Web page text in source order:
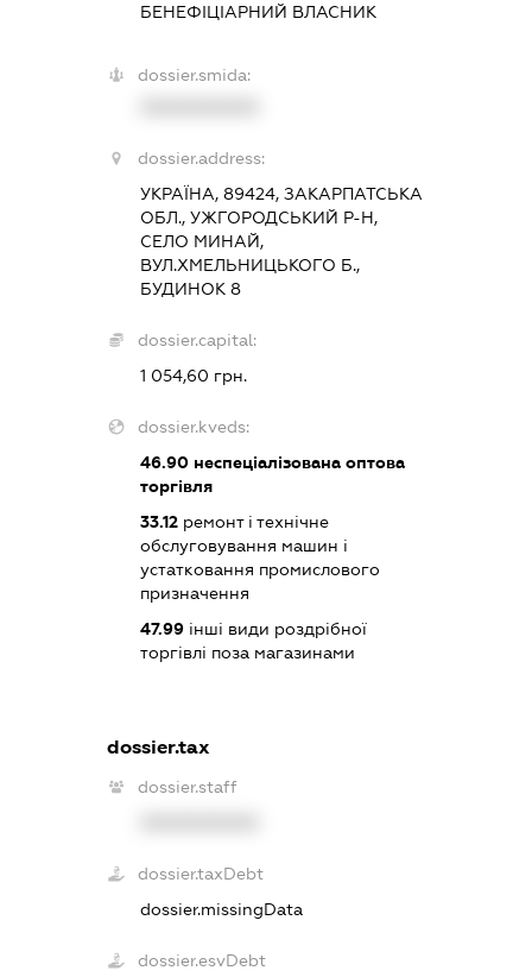
БЕНЕФІЦІАРНИЙ ВЛАСНИК
dossier.smida:
dossier.address:
УКРАЇНА, 89424, ЗАКАРПАТСЬКА
ОБЛ., УЖГОРОДСЬКИЙ Р-Н,
СЕЛО МИНАЙ,
ВУЛ.ХМЕЛЬНИЦЬКОГО Б.,
БУДИНОК 8
dossier.capital:
1 054,60 грн.
dossier.kveds:
46.90неспеціалізована оптова
торгівля
33.12ремонт і технічне
обслуговування машин і
устатковання промислового
призначення
47.99інші види роздрібної
торгівлі поза магазинами
dossier.tax
dossier.staff
dossier.taxDebt
dossier.missingData
dossier.esvDebt